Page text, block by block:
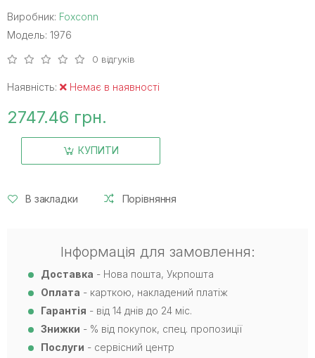
Виробник: Foxconn
Модель: 1976
0 відгуків
Наявність: Немає в наявності
2747.46 грн.
КУПИТИ
В закладки Порівняння
Інформація для замовлення:
Доставка - Нова пошта, Укрпошта
Оплата - карткою, накладений платіж
Гарантія - від 14 днів до 24 міс.
Знижки - % від покупок, спец. пропозиції
Послуги - сервісний центр